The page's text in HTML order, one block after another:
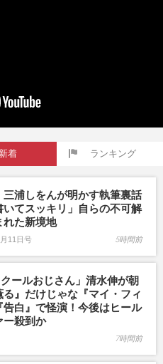
新着 ランキング
三浦しをんが明かす執筆裏話
いてスッキリ」自らの不可解
れた新境地
11日号 5時間前
ールおじさん」清水伸が朝
る』だけじゃな『マイ・フィ
告白』で怪演！今後はヒール
ー殺到か
7時間前